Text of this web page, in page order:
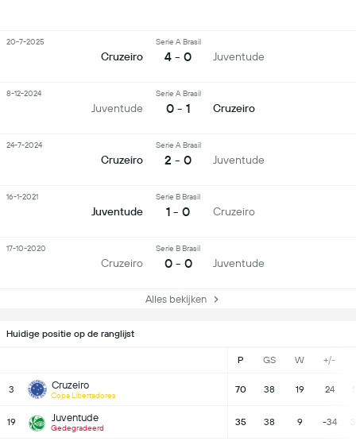
Huidige positie op de ranglijst
P GS W +/-
3 Cruzeiro
Copa Libertadores
70 38 19 24
19 Juventude
Gedegradeerd
35 38 9 -34
Cruzeiro
Serie A Brasil
4 - 0 Juventude
20-7-2025
Juventude
Serie A Brasil
0 - 1 Cruzeiro
8-12-2024
Cruzeiro
Serie A Brasil
2 - 0 Juventude
24-7-2024
Juventude
Serie B Brasil
1 - 0 Cruzeiro
16-1-2021
Cruzeiro
Serie B Brasil
0 - 0 Juventude
17-10-2020
Alles bekijken